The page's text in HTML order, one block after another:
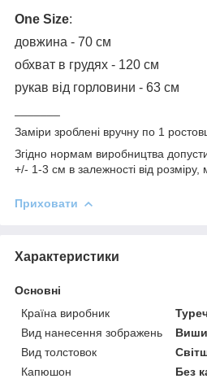
One Size:
довжина - 70 см
обхват в грудях - 120 см
рукав від горловини - 63 см
Заміри зроблені вручну по 1
Згідно нормам виробництва
+/- 1-3 см в залежності від розміру,
Приховати
Характеристики
Основні
Країна виробник
Вид нанесення зображень
Вид толстовок
Капюшон
Без